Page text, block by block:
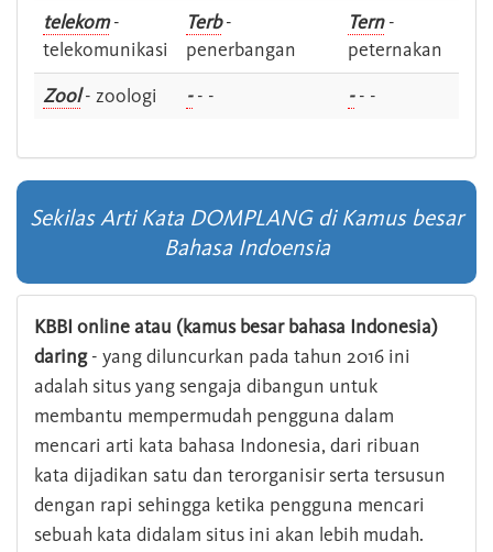
telekom-
telekomunikasi
Terb-
penerbangan
Tern-
peternakan
Zool- zoologi -- - -- -
Sekilas Arti Kata DOMPLANG di Kamus besar
Bahasa Indoensia
KBBI online atau (kamus besar bahasa Indonesia)
daring- yang diluncurkan pada tahun 2016 ini
adalah situs yang sengaja dibangun untuk
membantu mempermudah pengguna dalam
mencari arti kata bahasa Indonesia, dari ribuan
kata dijadikan satu dan terorganisir serta tersusun
dengan rapi sehingga ketika pengguna mencari
sebuah kata didalam situs ini akan lebih mudah.